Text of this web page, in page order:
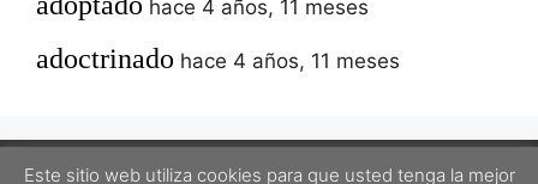
hace 4 años, 11 meses
adoctrinado hace 4 años, 11 meses
Este sitio web utiliza cookies para que usted tenga la mejor